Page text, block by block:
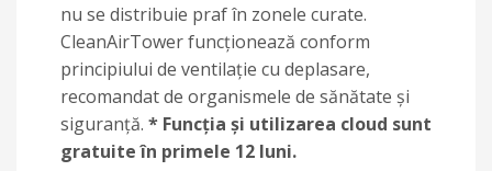
nu se distribuie praf în zonele curate.
CleanAirTower funcționează conform
principiului de ventilație cu deplasare,
recomandat de organismele de sănătate și
siguranță. * Funcția și utilizarea cloud sunt
gratuite în primele 12 luni.